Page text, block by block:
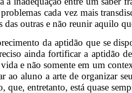
cada vez mais
outras e não reunir aquilo
da aptidão que se
ainda fortificar a aptidão
e não somente em um
aluno a arte de organizar
que, entretanto, está quase